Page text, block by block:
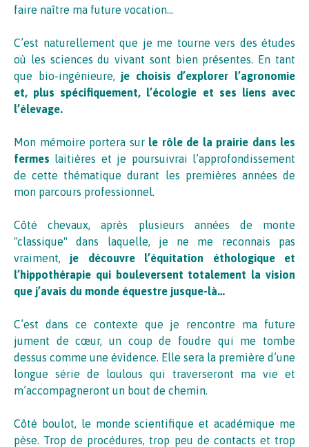
faire naître ma future vocation…
C’est naturellement que je me tourne vers des études
où les sciences du vivant sont bien présentes. En tant
que bio-ingénieure, je choisis d’explorer l’agronomie
et, plus spécifiquement, l’écologie et ses liens avec
l’élevage.
Mon mémoire portera sur le rôle de la prairie dans les
fermes laitières et je poursuivrai l’approfondissement
de cette thématique durant les premières années de
mon parcours professionnel.
Côté chevaux, après plusieurs années de monte
"classique" dans laquelle, je ne me reconnais pas
vraiment, je découvre l’équitation éthologique et
l’hippothérapie qui bouleversent totalement la vision
que j’avais du monde équestre jusque-là…
C’est dans ce contexte que je rencontre ma future
jument de cœur, un coup de foudre qui me tombe
dessus comme une évidence. Elle sera la première d’une
longue série de loulous qui traverseront ma vie et
m’accompagneront un bout de chemin.
Côté boulot, le monde scientifique et académique me
pèse. Trop de procédures, trop peu de contacts et trop